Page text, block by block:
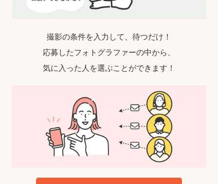
撮影の条件を入力して、待つだけ！
応募したフォトグラファーの中から、
気に入った人を選ぶことができます！